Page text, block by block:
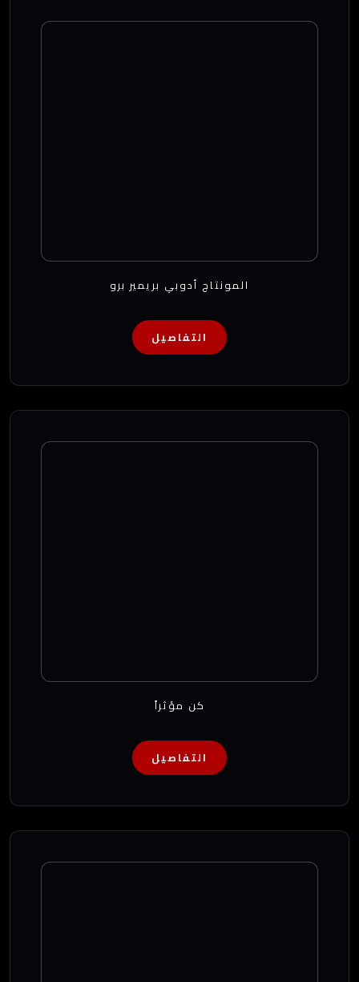
المونتاج أدوبي بريمير برو
التفاصيل
كن مؤثراً
التفاصيل